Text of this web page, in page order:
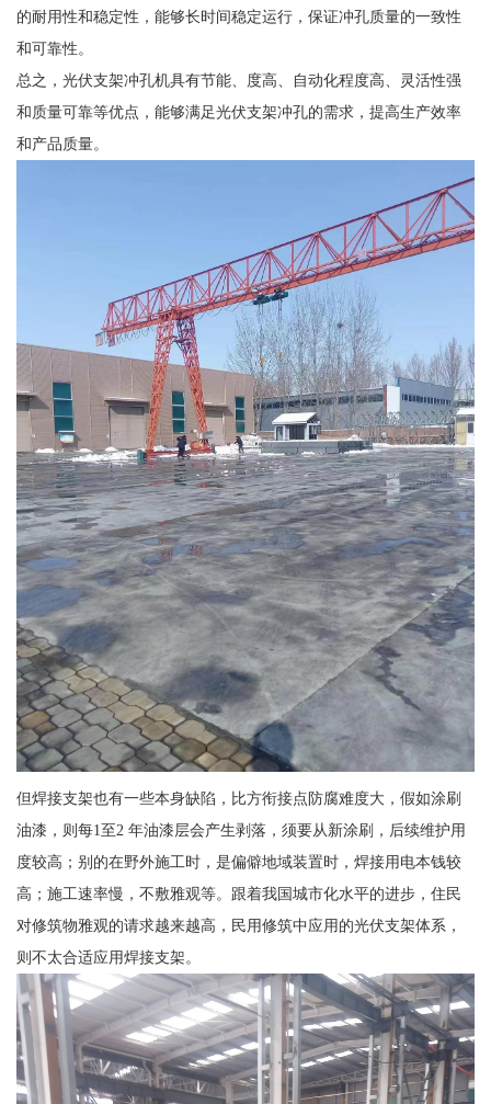
的耐用性和稳定性，能够长时间稳定运行，保证冲孔质量的一致性
和可靠性。
总之，光伏支架冲孔机具有节能、度高、自动化程度高、灵活性强
和质量可靠等优点，能够满足光伏支架冲孔的需求，提高生产效率
和产品质量。
但焊接支架也有一些本身缺陷，比方衔接点防腐难度大，假如涂刷
油漆，则每1至2 年油漆层会产生剥落，须要从新涂刷，后续维护用
度较高；别的在野外施工时，是偏僻地域装置时，焊接用电本钱较
高；施工速率慢，不敷雅观等。跟着我国城市化水平的进步，住民
对修筑物雅观的请求越来越高，民用修筑中应用的光伏支架体系，
则不太合适应用焊接支架。